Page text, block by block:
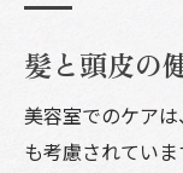
髪と頭皮の
美容室でのケア
も考慮されてい